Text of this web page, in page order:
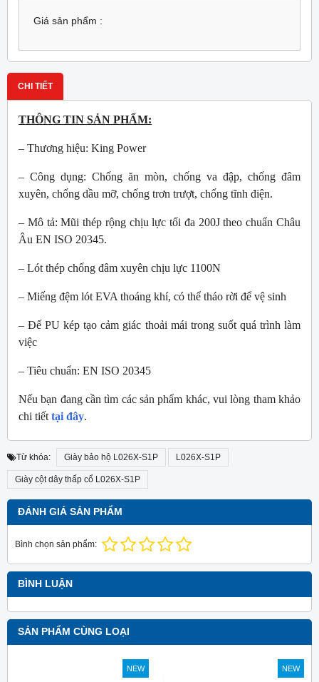
Giá sản phẩm :
CHI TIẾT
THÔNG TIN SẢN PHẨM:
– Thương hiệu: King Power
– Công dụng: Chống ăn mòn, chống va đập, chống đâm
xuyên, chống dầu mỡ, chống trơn trượt, chống tĩnh điện.
– Mô tả: Mũi thép rộng chịu lực tối đa 200J theo chuẩn Châu
Âu EN ISO 20345.
– Lót thép chống đâm xuyên chịu lực 1100N
– Miếng đệm lót EVA thoáng khí, có thể tháo rời để vệ sinh
– Đế PU kép tạo cảm giác thoải mái trong suốt quá trình làm
việc
– Tiêu chuẩn: EN ISO 20345
Nếu bạn đang cần tìm các sản phẩm khác, vui lòng tham khảo
chi tiết tại đây.
Từ khóa: Giày bảo hộ L026X-S1P L026X-S1P
Giày cột dây thấp cổ L026X-S1P
ĐÁNH GIÁ SẢN PHẨM
Bình chọn sản phẩm:
BÌNH LUẬN
SẢN PHẨM CÙNG LOẠI
NEW NEW